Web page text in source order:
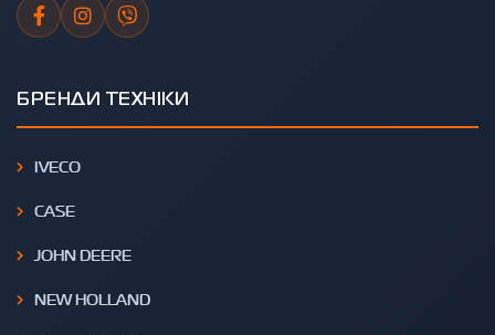
БРЕНДИ ТЕХНІКИ
IVECO
CASE
JOHN DEERE
NEW HOLLAND